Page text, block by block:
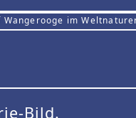
im
Bild.